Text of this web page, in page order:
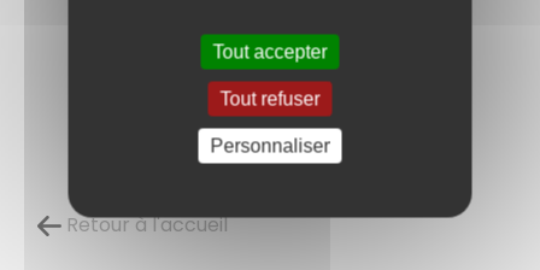
Retour à l'accueil
Tout accepter
Tout refuser
Personnaliser